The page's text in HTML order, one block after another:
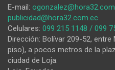
Loja
continúa
con
las
campañas
E-mail:
publicidad@hora32.com.ec
Celulares: 099 215 1148 / 099
Dirección: Bolívar 209-52,
piso), a pocos metros de la
ciudad de Loja.